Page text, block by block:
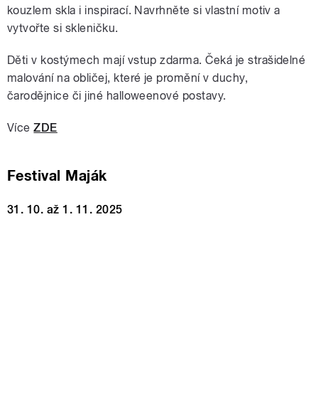
kouzlem skla i inspirací. Navrhněte si vlastní motiv a
vytvořte si skleničku.
Děti v kostýmech mají vstup zdarma. Čeká je strašidelné
malování na obličej, které je promění v duchy,
čarodějnice či jiné halloweenové postavy.
VíceZDE
Festival Maják
31. 10. až 1. 11. 2025